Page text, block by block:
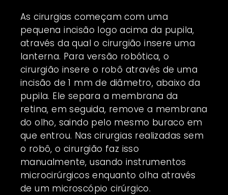
As cirurgias começam com uma
pequena incisão logo acima da pupila,
através da qual o cirurgião insere uma
lanterna. Para versão robótica, o
cirurgião insere o robô através de uma
incisão de 1 mm de diâmetro, abaixo da
pupila. Ele separa a membrana da
retina, em seguida, remove a membrana
do olho, saindo pelo mesmo buraco em
que entrou. Nas cirurgias realizadas sem
o robô, o cirurgião faz isso
manualmente, usando instrumentos
microcirúrgicos enquanto olha através
de um microscópio cirúrgico.